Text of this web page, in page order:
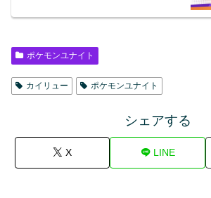
ポケモンユナイト
カイリュー ポケモンユナイト
シェアする
X LINE